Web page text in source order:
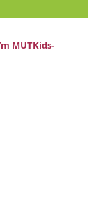
MUTKids-